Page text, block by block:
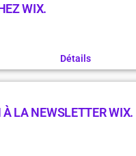
WIX.
Détails
À LA NEWSLETTER WIX.